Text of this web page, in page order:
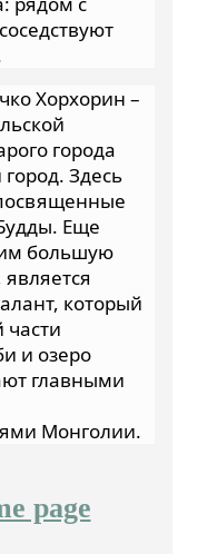
Хорхорин –
города
Здесь
Еще
большую
который
части
и озеро
главными
Монголии.
page